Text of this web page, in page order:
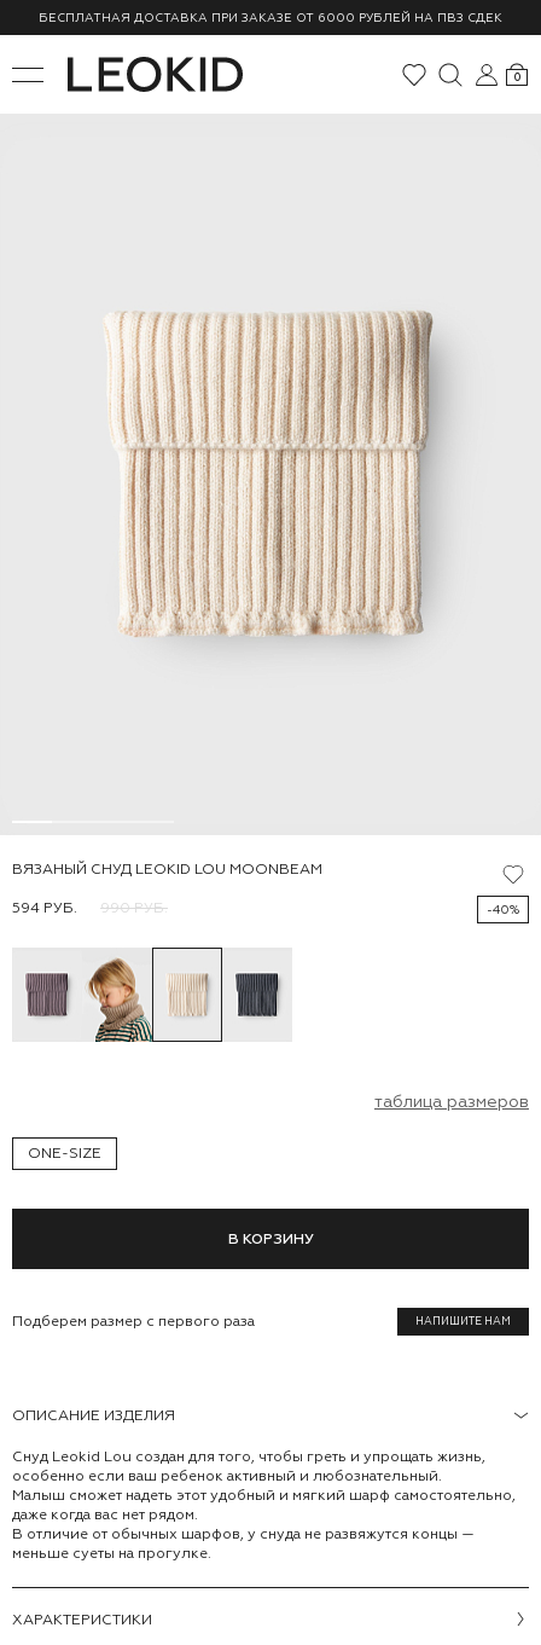
БЕСПЛАТНАЯ ДОСТАВКА ПРИ ЗАКАЗЕ ОТ 6000 РУБЛЕЙ НА ПВЗ СДЕК
0
ВЯЗАНЫЙ СНУД LEOKID LOU MOONBEAM
594 РУБ. 990 РУБ. -40%
таблица размеров
ONE-SIZE
В КОРЗИНУ
Подберем размер с первого раза НАПИШИТЕ НАМ
ОПИСАНИЕ ИЗДЕЛИЯ
Снуд Leokid Lou создан для того, чтобы греть и упрощать жизнь,
особенно если ваш ребенок активный и любознательный.
Малыш сможет надеть этот удобный и мягкий шарф самостоятельно,
даже когда вас нет рядом.
В отличие от обычных шарфов, у снуда не развяжутся концы —
меньше суеты на прогулке.
ХАРАКТЕРИСТИКИ